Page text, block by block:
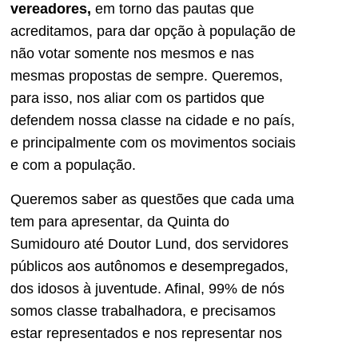
vereadores, em torno das pautas que
acreditamos, para dar opção à população de
não votar somente nos mesmos e nas
mesmas propostas de sempre. Queremos,
para isso, nos aliar com os partidos que
defendem nossa classe na cidade e no país,
e principalmente com os movimentos sociais
e com a população.
Queremos saber as questões que cada uma
tem para apresentar, da Quinta do
Sumidouro até Doutor Lund, dos servidores
públicos aos autônomos e desempregados,
dos idosos à juventude. Afinal, 99% de nós
somos classe trabalhadora, e precisamos
estar representados e nos representar nos